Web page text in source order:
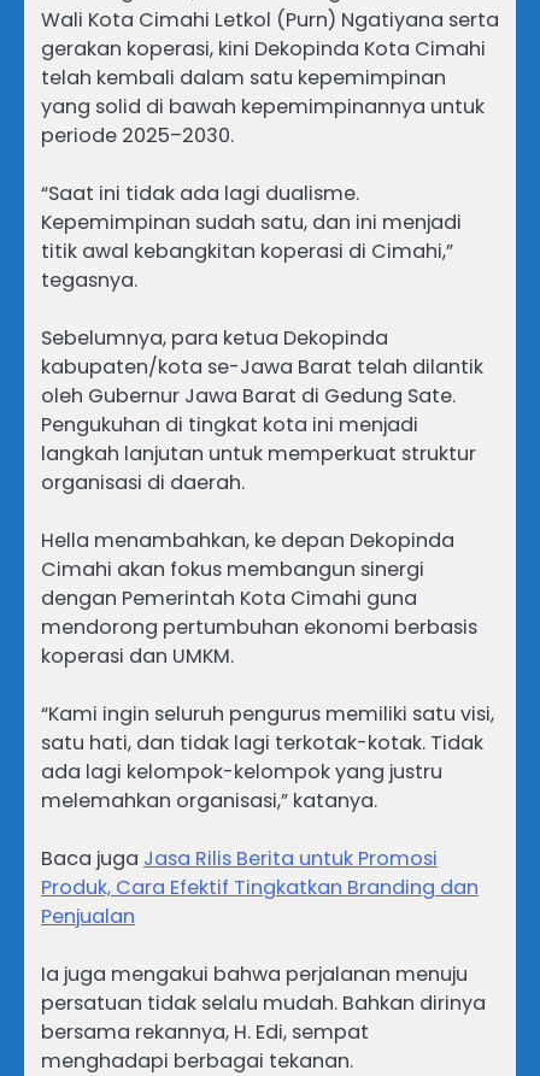
Wali Kota Cimahi Letkol (Purn) Ngatiyana serta
gerakan koperasi, kini Dekopinda Kota Cimahi
telah kembali dalam satu kepemimpinan
yang solid di bawah kepemimpinannya untuk
periode 2025–2030.
‎“Saat ini tidak ada lagi dualisme.
Kepemimpinan sudah satu, dan ini menjadi
titik awal kebangkitan koperasi di Cimahi,”
tegasnya.
‎Sebelumnya, para ketua Dekopinda
kabupaten/kota se-Jawa Barat telah dilantik
oleh Gubernur Jawa Barat di Gedung Sate.
Pengukuhan di tingkat kota ini menjadi
langkah lanjutan untuk memperkuat struktur
organisasi di daerah.
‎Hella menambahkan, ke depan Dekopinda
Cimahi akan fokus membangun sinergi
dengan Pemerintah Kota Cimahi guna
mendorong pertumbuhan ekonomi berbasis
koperasi dan UMKM.
‎“Kami ingin seluruh pengurus memiliki satu visi,
satu hati, dan tidak lagi terkotak-kotak. Tidak
ada lagi kelompok-kelompok yang justru
melemahkan organisasi,” katanya.
Baca juga Jasa Rilis Berita untuk Promosi
Produk, Cara Efektif Tingkatkan Branding dan
Penjualan
‎Ia juga mengakui bahwa perjalanan menuju
persatuan tidak selalu mudah. Bahkan dirinya
bersama rekannya, H. Edi, sempat
menghadapi berbagai tekanan.